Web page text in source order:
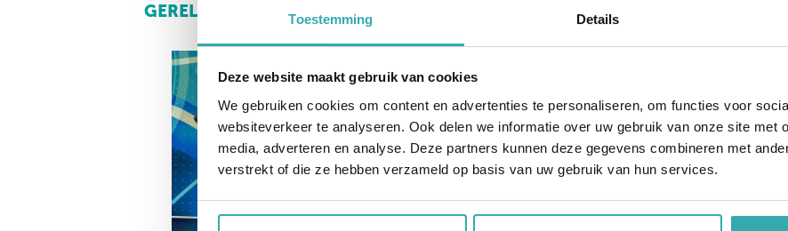
Toestemming Details
Deze website maakt gebruik van cookies
We gebruiken cookies om content en advertenties te personaliseren, om functies voor
websiteverkeer te analyseren. Ook delen we informatie over uw gebruik van onze site met
media, adverteren en analyse. Deze partners kunnen deze gegevens combineren met
verstrekt of die ze hebben verzameld op basis van uw gebruik van hun services.
GERELATEERDE PRODUCTEN